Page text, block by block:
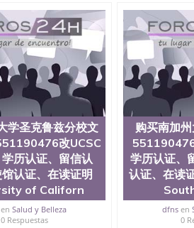
学圣克鲁兹分校文
改UCSC
历认证、留信认
认证、在读证明
of Californ
enSalud y Belleza
0 Respuestas
购买南加
551190476
学历认证、
认证、在读
dfnsen
0